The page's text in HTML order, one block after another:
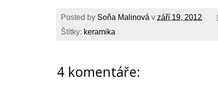
Posted by Soňa Malinová v září 19, 2012
Štítky: keramika
4 komentáře: